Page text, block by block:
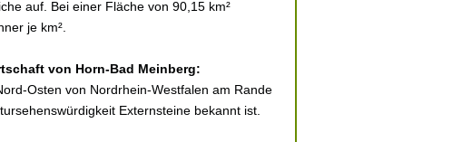
auf. Bei einer Fläche von 90,15 km²
je km².
von Horn-Bad Meinberg:
Osten von Nordrhein-Westfalen am Rande
Externsteine bekannt ist.